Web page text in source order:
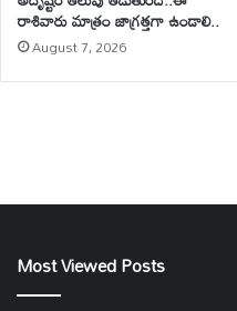
Most Viewed Posts